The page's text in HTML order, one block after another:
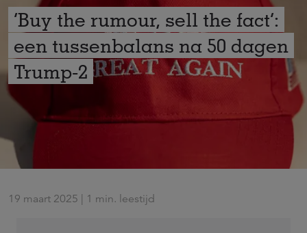
‘Buy the rumour, sell the fact’:
een tussenbalans na 50 dagen
Trump-2
19 maart 2025 | 1 min. leestijd